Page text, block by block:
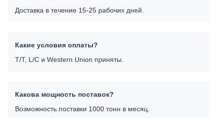
Доставка в течение 15-25 рабочих дней.
Какие условия оплаты?
T/T, L/C и Western Union приняты.
Какова мощность поставок?
Возможность поставки 1000 тонн в месяц.